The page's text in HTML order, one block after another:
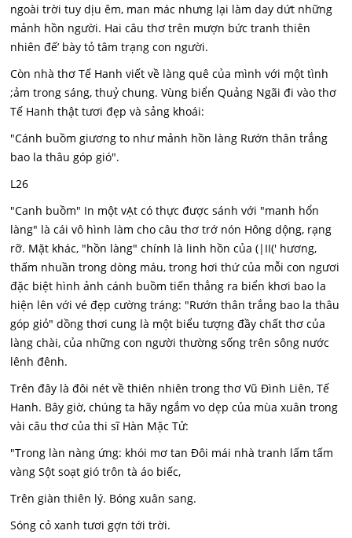
ngoài trời tuy dịu êm, man mác nhưng lại làm day dứt những
mảnh hồn người. Hai câu thơ trên mượn bức tranh thiên
nhiên đế’ bày tỏ tâm trạng con người.
Còn nhà thơ Tế Hanh viết về làng quê của mình với một tình
;ảm trong sáng, thuỷ chung. Vùng biển Quảng Ngãi đi vào thơ
Tế Hanh thật tươi đẹp và sảng khoái:
"Cánh buồm giương to như mảnh hồn làng Rướn thân trắng
bao la thâu góp gió".
L26
"Canh buồm" In một vẠt có thực được sánh với "manh hổn
làng" là cái vô hình làm cho câu thơ trớ nón Hông dộng, rạng
rỡ. Mặt khác, "hồn làng" chính là linh hồn của (|II(' hương,
thấm nhuần trong dòng máu, trong hơi thứ của mỗi con ngươi
đặc biệt hình ảnh cánh buồm tiến thẳng ra biển khơi bao la
hiện lên với vé đẹp cường tráng: "Rướn thân trắng bao la thâu
góp giỏ" dồng thơi cung là một biểu tượng đầy chất thơ của
làng chài, của những con người thường sống trên sông nước
lênh đênh.
Trên đây là đôi nét về thiên nhiên trong thơ Vũ Đình Liên, Tế
Hanh. Bây giờ, chúng ta hãy ngắm vo dẹp của mùa xuân trong
vài câu thơ của thi sĩ Hàn Mặc Tử:
"Trong làn nàng ứng: khói mơ tan Đôi mái nhà tranh lấm tấm
vàng Sột soạt gió trôn tà áo biếc,
Trên giàn thiên lý. Bóng xuân sang.
Sóng cỏ xanh tươi gợn tới trời.